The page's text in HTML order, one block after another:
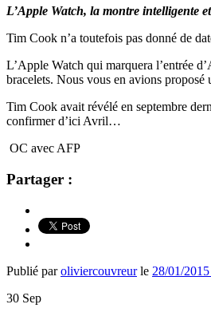
L’Apple Watch, la montre intelligente
Tim Cook n’a toutefois pas donné de
L’Apple Watch qui marquera l’entrée
bracelets. Nous vous en avions proposé
Tim Cook avait révélé en septembre
confirmer d’ici Avril…
OC avec AFP
Partager :
Publié paroliviercouvreurle 28/01/
30 Sep